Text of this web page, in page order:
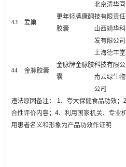
43 爱巢
更年轻牌康酮
胶囊
北京清华
技有限责
山西靖华
发有限公司
44 金脉胶囊
金脉牌金脉胶
囊
上海德丰
科技有限
南云绿生
公司
违法原因备注：
1、夸大保健食品功效； 2
合性评价内容； 4、利用国家机关、专业
用患者名义和形象为产品功效作证明